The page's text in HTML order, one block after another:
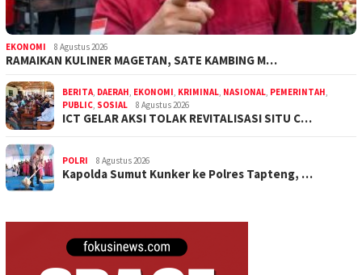
EKONOMI 8 Agustus 2026
RAMAIKAN KULINER MAGETAN, SATE KAMBING M…
BERITA, DAERAH, EKONOMI, KRIMINAL, NASIONAL, PEMERINTAH,
PUBLIC, SOSIAL 8 Agustus 2026
ICT GELAR AKSI TOLAK REVITALISASI SITU C…
POLRI 8 Agustus 2026
Kapolda Sumut Kunker ke Polres Tapteng, …